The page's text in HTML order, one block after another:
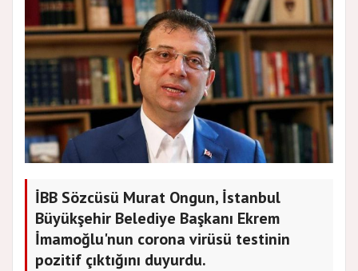
İBB Sözcüsü Murat Ongun, İstanbul
Büyükşehir Belediye Başkanı Ekrem
İmamoğlu'nun corona virüsü testinin
pozitif çıktığını duyurdu.